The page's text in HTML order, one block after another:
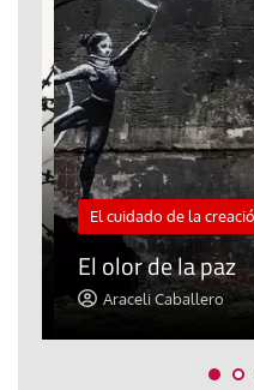
El cuidado de la creación
El olor de la paz
Araceli Caballero